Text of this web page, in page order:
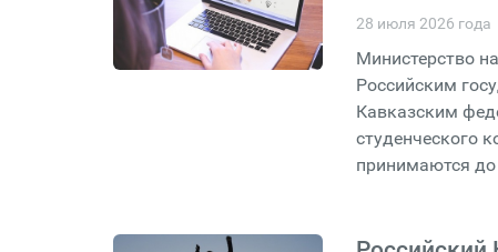
28 июля 2026 года
Министерство
Российским
Кавказским
студенческого
принимаются до